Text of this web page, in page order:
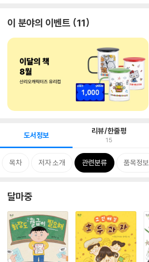
이 분야의 이벤트 11
도서정보 리뷰/한줄평
15
목차 저자 소개 관련분류 품목정보
달마중